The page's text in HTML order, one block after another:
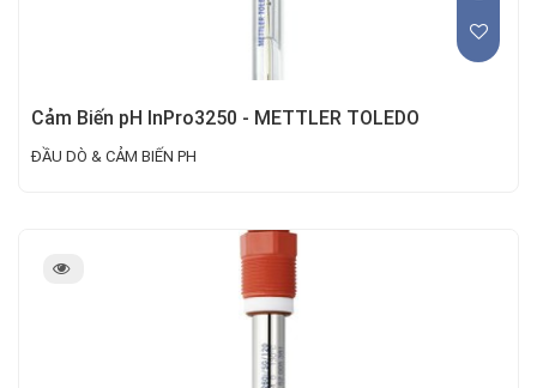
Cảm Biến pH InPro3250 - METTLER TOLEDO
ĐẦU DÒ & CẢM BIẾN PH